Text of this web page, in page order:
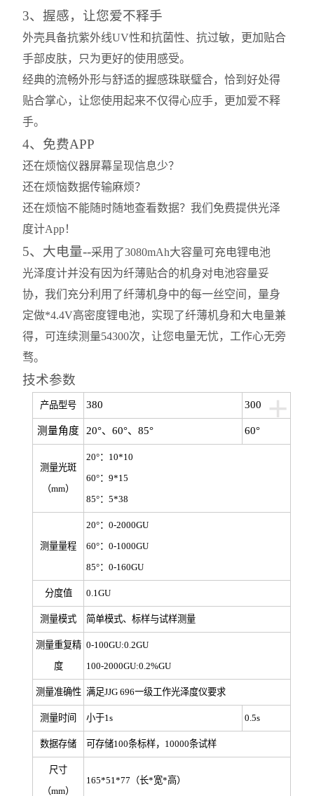
3、握感，让您爱不释手
外壳具备抗紫外线UV性和抗菌性、抗过敏，更加贴合
手部皮肤，只为更好的使用感受。
经典的流畅外形与舒适的握感珠联璧合，恰到好处得
贴合掌心，让您使用起来不仅得心应手，更加爱不释
手。
4、免费APP
还在烦恼仪器屏幕呈现信息少？
还在烦恼数据传输麻烦？
还在烦恼不能随时随地查看数据？我们免费提供光泽
度计App！
5、大电量--采用了3080mAh大容量可充电锂电池
光泽度计并没有因为纤薄贴合的机身对电池容量妥
协，我们充分利用了纤薄机身中的每一丝空间，量身
定做*4.4V高密度锂电池，实现了纤薄机身和大电量兼
得，可连续测量54300次，让您电量无忧，工作心无旁
骛。
技术参数
+
产品型号 380 300
测量角度 20°、60°、85° 60°
测量光斑
（mm）
20°：10*10
60°：9*15
85°：5*38
测量量程
20°：0-2000GU
60°：0-1000GU
85°：0-160GU
分度值 0.1GU
测量模式 简单模式、标样与试样测量
测量重复精
度
0-100GU:0.2GU
100-2000GU:0.2%GU
测量准确性 满足JJG 696一级工作光泽度仪要求
测量时间 小于1s 0.5s
数据存储 可存储100条标样，10000条试样
尺寸
（mm）
165*51*77（长*宽*高）